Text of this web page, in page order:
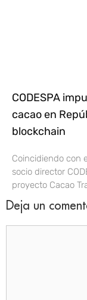
CODESPA
cacao en
blockchain
Coincidiendo con
socio director
proyecto Cacao
Deja un